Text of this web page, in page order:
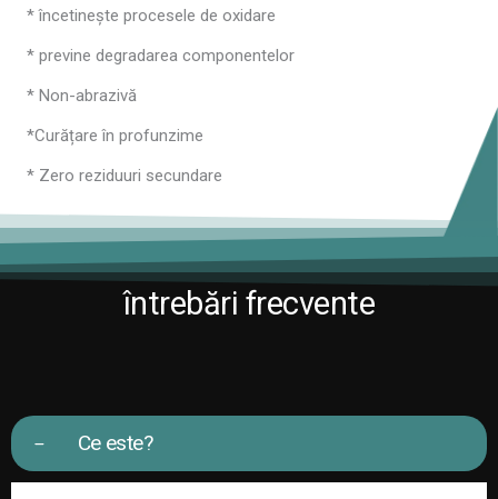
* încetinește procesele de oxidare
* previne degradarea componentelor
* Non-abrazivă
*Curățare în profunzime
* Zero reziduuri secundare
întrebări frecvente
Ce este?